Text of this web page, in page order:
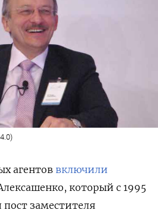
агентов включили
который с 1995
пост заместителя